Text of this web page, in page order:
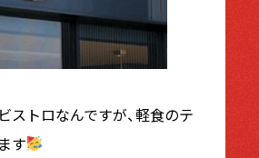
ストロなんですが、軽食のテ
す